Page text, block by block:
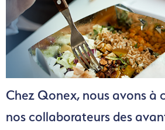
Chez Qonex, nous avons à
nos collaborateurs des